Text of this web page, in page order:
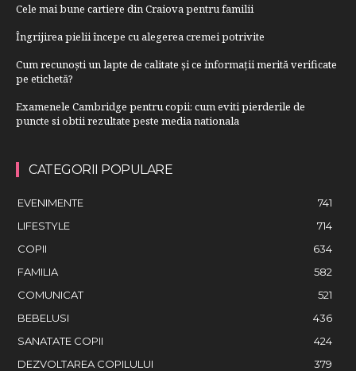
Cele mai bune cartiere din Craiova pentru familii
Îngrijirea pielii începe cu alegerea cremei potrivite
Cum recunoști un lapte de calitate și ce informații merită verificate
pe etichetă?
Examenele Cambridge pentru copii: cum eviti pierderile de
puncte si obtii rezultate peste media nationala
CATEGORII POPULARE
EVENIMENTE
741
LIFESTYLE
714
COPII
634
FAMILIA
582
COMUNICAT
521
BEBELUSI
436
SANATATE COPII
424
DEZVOLTAREA COPILULUI
379